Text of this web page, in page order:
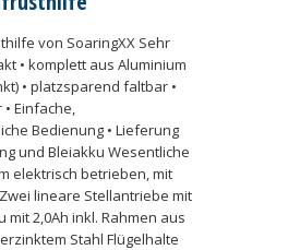
von SoaringXX Sehr
• komplett aus Aluminium
• platzsparend faltbar •
Einfache,
Bedienung • Lieferung
und Bleiakku Wesentliche
elektrisch betrieben, mit
lineare Stellantriebe mit
mit 2,0Ah inkl. Rahmen aus
Stahl Flügelhalte